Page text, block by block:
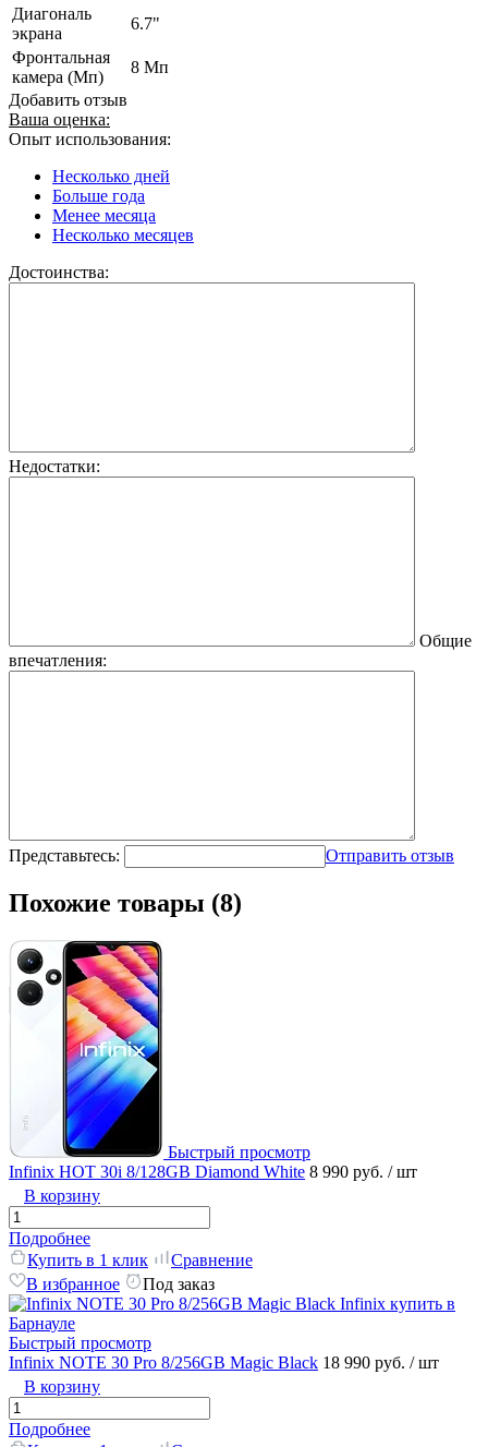
Диагональ
экрана
6.7"
Фронтальная
камера (Мп)
8 Мп
Добавить отзыв
Ваша оценка:
Опыт использования:
Несколько дней
Больше года
Менее месяца
Несколько месяцев
Достоинства:
Недостатки:
Общие
впечатления:
Представьтесь: Отправить отзыв
Похожие товары (8)
Быстрый просмотр
Infinix HOT 30i 8/128GB Diamond White 8 990 руб. / шт
В корзину
Подробнее
Купить в 1 клик
Сравнение
В избранное
Под заказ
Быстрый просмотр
Infinix NOTE 30 Pro 8/256GB Magic Black 18 990 руб. / шт
В корзину
Подробнее